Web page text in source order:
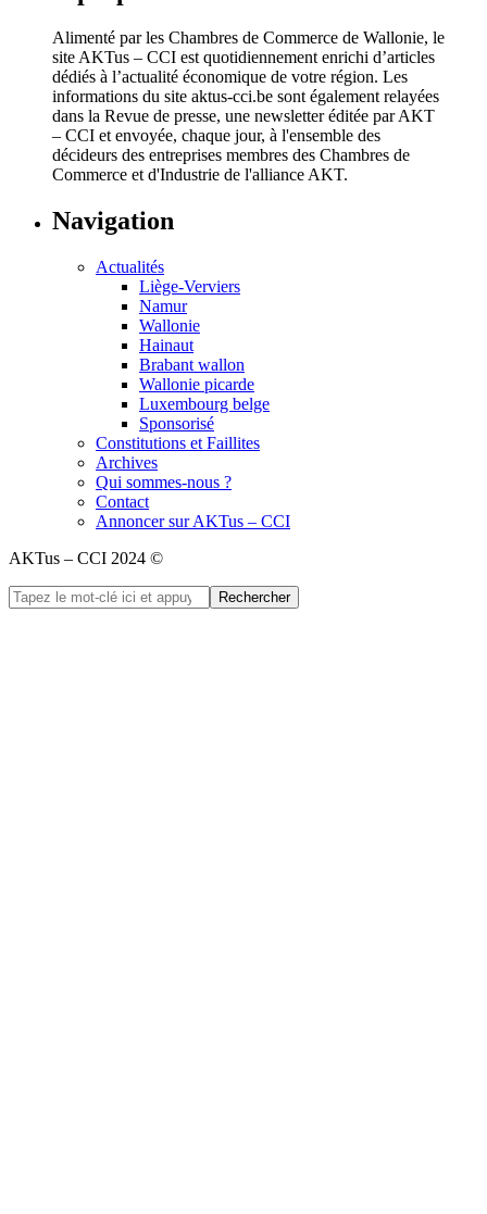
Alimenté par les Chambres de Commerce de Wallonie, le
site AKTus – CCI est quotidiennement enrichi d’articles
dédiés à l’actualité économique de votre région. Les
informations du site aktus-cci.be sont également relayées
dans la Revue de presse, une newsletter éditée par AKT
– CCI et envoyée, chaque jour, à l'ensemble des
décideurs des entreprises membres des Chambres de
Commerce et d'Industrie de l'alliance AKT.
Navigation
Actualités
Liège-Verviers
Namur
Wallonie
Hainaut
Brabant wallon
Wallonie picarde
Luxembourg belge
Sponsorisé
Constitutions et Faillites
Archives
Qui sommes-nous ?
Contact
Annoncer sur AKTus – CCI
AKTus – CCI 2024 ©